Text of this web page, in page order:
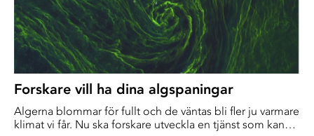
Forskare vill ha dina algspaningar
Algerna blommar för fullt och de väntas bli fler ju varmare
klimat vi får. Nu ska forskare utveckla en tjänst som kan